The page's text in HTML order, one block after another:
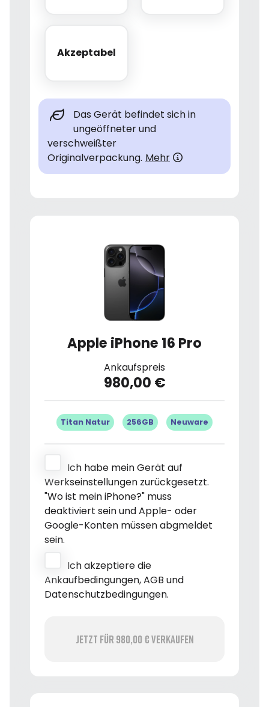
Akzeptabel
Akzeptabel
Das Gerät befindet sich in
ungeöffneter und
verschweißter
Originalverpackung. Mehr
Apple iPhone 16 Pro
Ankaufspreis
980,00 €
Titan Natur 256GB Neuware
Ich habe mein Gerät auf
Werkseinstellungen zurückgesetzt.
"Wo ist mein iPhone?" muss
deaktiviert sein und Apple- oder
Google-Konten müssen abgmeldet
sein.
Ich akzeptiere die
Ankaufbedingungen, AGB und
Datenschutzbedingungen.
Jetzt für 980,00 € verkaufen